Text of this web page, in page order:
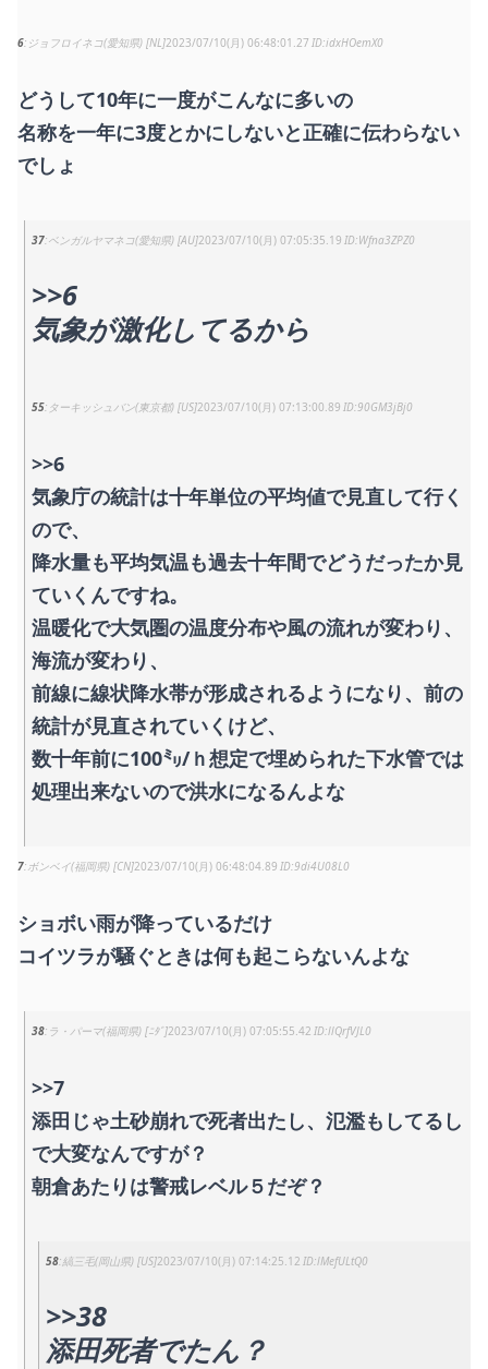
6 ジョフロイネコ(愛知県) [NL]2023/07/10(月) 06:48:01.27 idxHOemX0
どうして10年に一度がこんなに多いの
名称を一年に3度とかにしないと正確に伝わらない
でしょ
37 ベンガルヤマネコ(愛知県) [AU]2023/07/10(月) 07:05:35.19 Wfna3ZPZ0
>>6
気象が激化してるから
55 ターキッシュバン(東京都) [US]2023/07/10(月) 07:13:00.89 90GM3jBj0
>>6
気象庁の統計は十年単位の平均値で見直して行く
ので、
降水量も平均気温も過去十年間でどうだったか見
ていくんですね。
温暖化で大気圏の温度分布や風の流れが変わり、
海流が変わり、
前線に線状降水帯が形成されるようになり、前の
統計が見直されていくけど、
数十年前に100㍉/ｈ想定で埋められた下水管では
処理出来ないので洪水になるんよな
7 ボンベイ(福岡県) [CN]2023/07/10(月) 06:48:04.89 9di4U08L0
ショボい雨が降っているだけ
コイツラが騒ぐときは何も起こらないんよな
38 ラ・パーマ(福岡県) [ﾆﾀﾞ]2023/07/10(月) 07:05:55.42 llQrfVJL0
>>7
添田じゃ土砂崩れで死者出たし、氾濫もしてるし
で大変なんですが？
朝倉あたりは警戒レベル５だぞ？
58 縞三毛(岡山県) [US]2023/07/10(月) 07:14:25.12 lMefULtQ0
>>38
添田死者でたん？